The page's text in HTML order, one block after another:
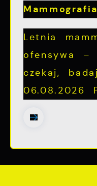
Letnia
ofensywa –
czekaj,
06.08.2026